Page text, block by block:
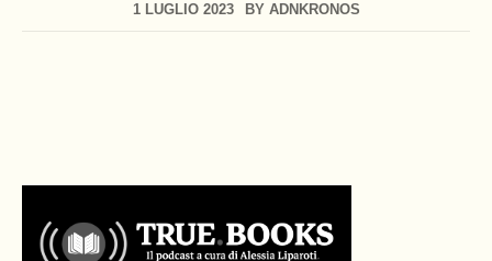
1 LUGLIO 2023 BY ADNKRONOS